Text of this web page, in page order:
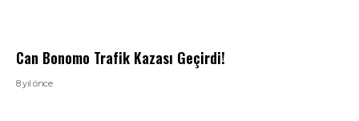
Can Bonomo Trafik Kazası Geçirdi!
8 yıl önce